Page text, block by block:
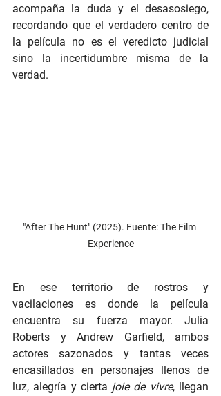
acompaña la duda y el desasosiego,
recordando que el verdadero centro de
la película no es el veredicto judicial
sino la incertidumbre misma de la
verdad.
"After The Hunt" (2025). Fuente: The Film
Experience
En ese territorio de rostros y
vacilaciones es donde la película
encuentra su fuerza mayor. Julia
Roberts y Andrew Garfield, ambos
actores sazonados y tantas veces
encasillados en personajes llenos de
luz, alegría y cierta joie de vivre, llegan